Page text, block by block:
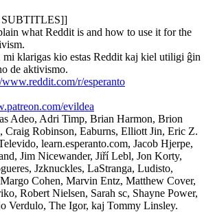
what Reddit is and how to use it for the
klarigas kio estas Reddit kaj kiel utiligi ĝin
de aktivismo.
www.reddit.com/r/esperanto
evildea
Adeo, Adri Timp, Brian Harmon, Brion
Craig Robinson, Eaburns, Elliott Jin, Eric Z.
learn.esperanto.com, Jacob Hjerpe,
Jim Nicewander, Jiří Lebl, Jon Korty,
Jzknuckles, LaStranga, Ludisto,
Cohen, Marvin Entz, Matthew Cover,
Robert Nielsen, Sarah sc, Shayne Power,
Verdulo, The Igor, kaj Tommy Linsley.